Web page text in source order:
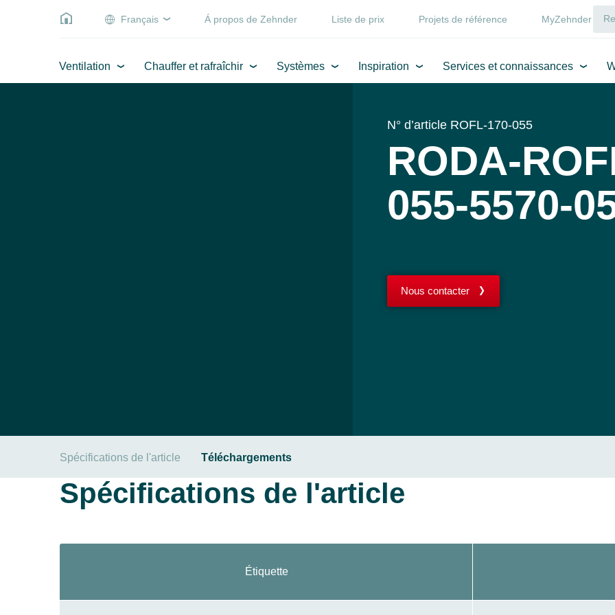
Français Á propos de Zehnder Liste de prix Projets de référence MyZehnder
Ventilation Chauffer et rafraîchir Systèmes Inspiration Services et connaissances
N° d’article ROFL-170-055
RODA-
055-5570-
Nous contacter
Spécifications de l'article Téléchargements
Spécifications de l'article
Étiquette